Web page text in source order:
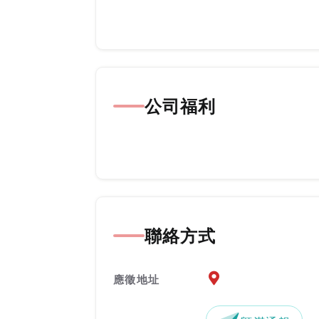
公司福利
聯絡方式
應徵地址 應徵地址地圖『另開新